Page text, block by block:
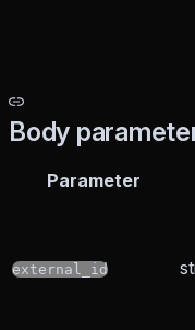
Body
Parameter
external_id